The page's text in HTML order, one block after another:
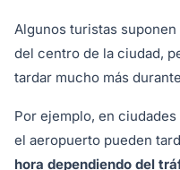
Algunos turistas
del centro de la ciudad,
tardar mucho más
Por ejemplo, en
el aeropuerto pueden
hora dependiendo del